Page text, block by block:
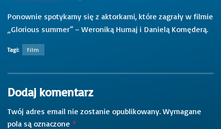
Ponownie spotykamy się z aktorkami, które zagrały w filmie
„Glorious summer” – Weroniką Humaj i Danielą Komęderą.
Tagi: film
Dodaj komentarz
Twój adres email nie zostanie opublikowany. Wymagane
pola są oznaczone *